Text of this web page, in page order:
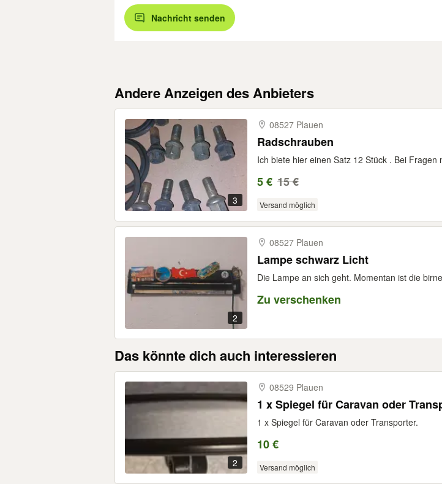
Nachricht senden
Andere Anzeigen des Anbieters
3
08527 Plauen
Radschrauben
Ich biete hier einen Satz 12 Stück . Bei Fragen
5 € 15 €
Versand möglich
2
08527 Plauen
Lampe schwarz Licht
Die Lampe an sich geht. Momentan ist die
Zu verschenken
Das könnte dich auch interessieren
2
08529 Plauen
1 x Spiegel für Caravan oder
1 x Spiegel für Caravan oder Transporter.
10 €
Versand möglich